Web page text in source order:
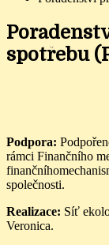
spotřebu
Podpora:
rámci Finančního
společnosti.
Realizace: Síť
Veronica.